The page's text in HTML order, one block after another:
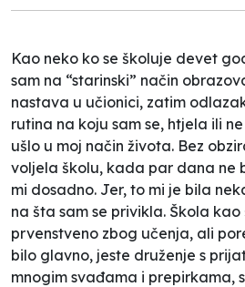
Kao neko ko se školuje devet
sam na “starinski” način
nastava u učionici, zatim
rutina na koju sam se, htjela ili
ušlo u moj način života. Bez
voljela školu, kada par dana ne
mi dosadno. Jer, to mi je bila
na šta sam se privikla. Škola
prvenstveno zbog učenja, ali
bilo glavno, jeste druženje s
mnogim svađama i prepirkama,